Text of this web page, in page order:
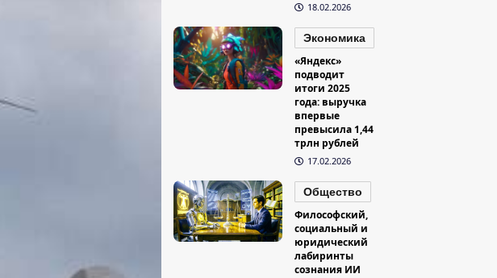
18.02.2026
Экономика
«Яндекс»
подводит
итоги 2025
года: выручка
впервые
превысила 1,44
трлн рублей
17.02.2026
Общество
Философский,
социальный и
юридический
лабиринты
сознания ИИ